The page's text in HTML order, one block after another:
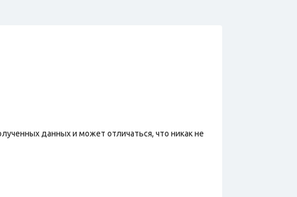
данных и может отличаться, что никак не